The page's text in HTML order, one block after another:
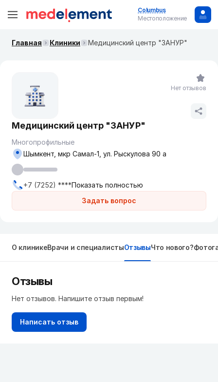
Columbus
Местоположение
Главная Клиники Медицинский центр "ЗАНУР"
Медицинский центр "ЗАНУР"
Многопрофильные
Задать вопрос
Шымкент, ​мкр Самал-1, ул. Рыскулова 90 а
+7 (7252) ****Показать полностью
Нет отзывов
О клиникеВрачи и специалистыОтзывыЧто нового?
Отзывы
Нет отзывов. Напишите отзыв первым!
Написать отзыв